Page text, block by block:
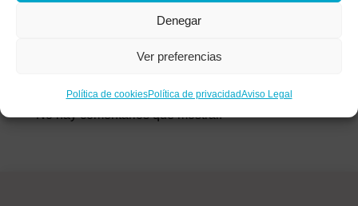
Denegar
Ver preferencias
Política de cookiesPolítica de privacidadAviso Legal
Comentarios
No hay comentarios que mostrar.